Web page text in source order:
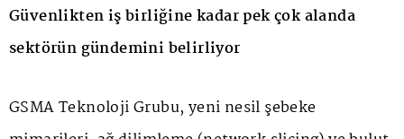
Güvenlikten iş birliğine kadar pek çok alanda
sektörün gündemini belirliyor
GSMA Teknoloji Grubu, yeni nesil şebeke